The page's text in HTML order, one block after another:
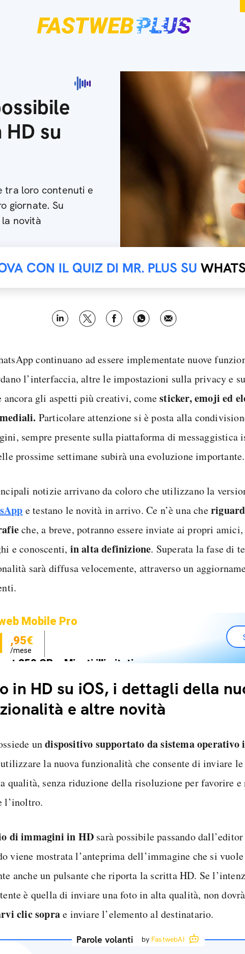
su
tra loro contenuti e
giornate. Su
novità
CON IL QUIZ DI MR. PLUS SU
continuano ad essere implementate nuove
l’interfaccia, altre le impostazioni sulla privacy e
ancora gli aspetti più creativi, comesticker, emoji ed
Particolare attenzione si è posta alla
sempre presente sulla piattaforma di messaggistica
prossime settimane subirà una evoluzione importante.
notizie arrivano da coloro che utilizzano la
e testano le novità in arrivo. Ce n’è una che
che, a breve, potranno essere inviate ai propri
e conoscenti, in alta definizione. Superata la fase di
sarà diffusa velocemente, attraverso un
Mobile Pro
,95€
/mese
250 GB e Minuti illimitati
in HD su iOS, i dettagli della
e altre novità
undispositivo supportato da sistema operativo
la nuova funzionalità che consente di inviare
qualità, senza riduzione della risoluzione per favorire e
l’inoltro.
di immagini in HD sarà possibile passando
viene mostrata l’anteprima dell’immagine che si
anche un pulsante che riporta la scritta HD. Se
è quella di inviare una foto in alta qualità, non
clic soprae inviare l’elemento al destinatario.
Parole volanti by FastwebAI